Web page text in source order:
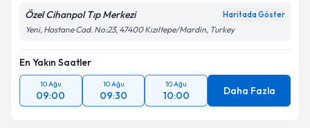
Özel Cihanpol Tıp Merkezi Haritada Göster
Yeni, Hastane Cad. No:23, 47400 Kızıltepe/Mardin, Turkey
En Yakın Saatler
10 Ağu
09:00
10 Ağu
09:30
10 Ağu
10:00 Daha Fazla